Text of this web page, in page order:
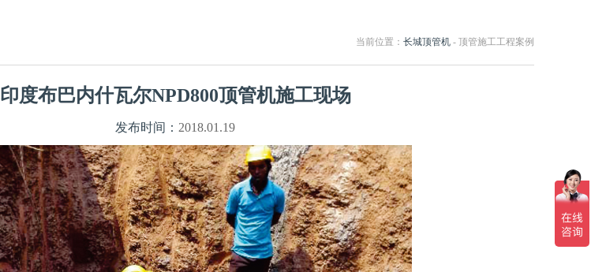
当前位置： 长城顶管机 - 顶管施工工程案例
印度布巴内什瓦尔NPD800顶管机施工现场
发布时间： 2018.01.19